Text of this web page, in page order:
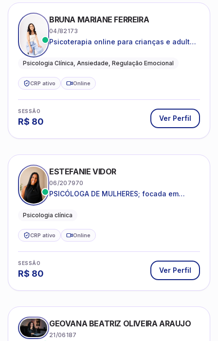
BRUNA MARIANE FERREIRA
04/82173
Psicoterapia online para crianças e adultos
reduzir a ansiedade e construir uma vida
Psicologia Clínica, Ansiedade, Regulação Emocional
CRP ativo Online
SESSÃO
R$ 80 Ver Perfil
ESTEFANIE VIDOR
06/207970
PSICÓLOGA DE MULHERES; focada em
dentro da sua realidade.
Psicologia clínica
CRP ativo Online
SESSÃO
R$ 80 Ver Perfil
GEOVANA BEATRIZ OLIVEIRA ARAUJO
21/06187